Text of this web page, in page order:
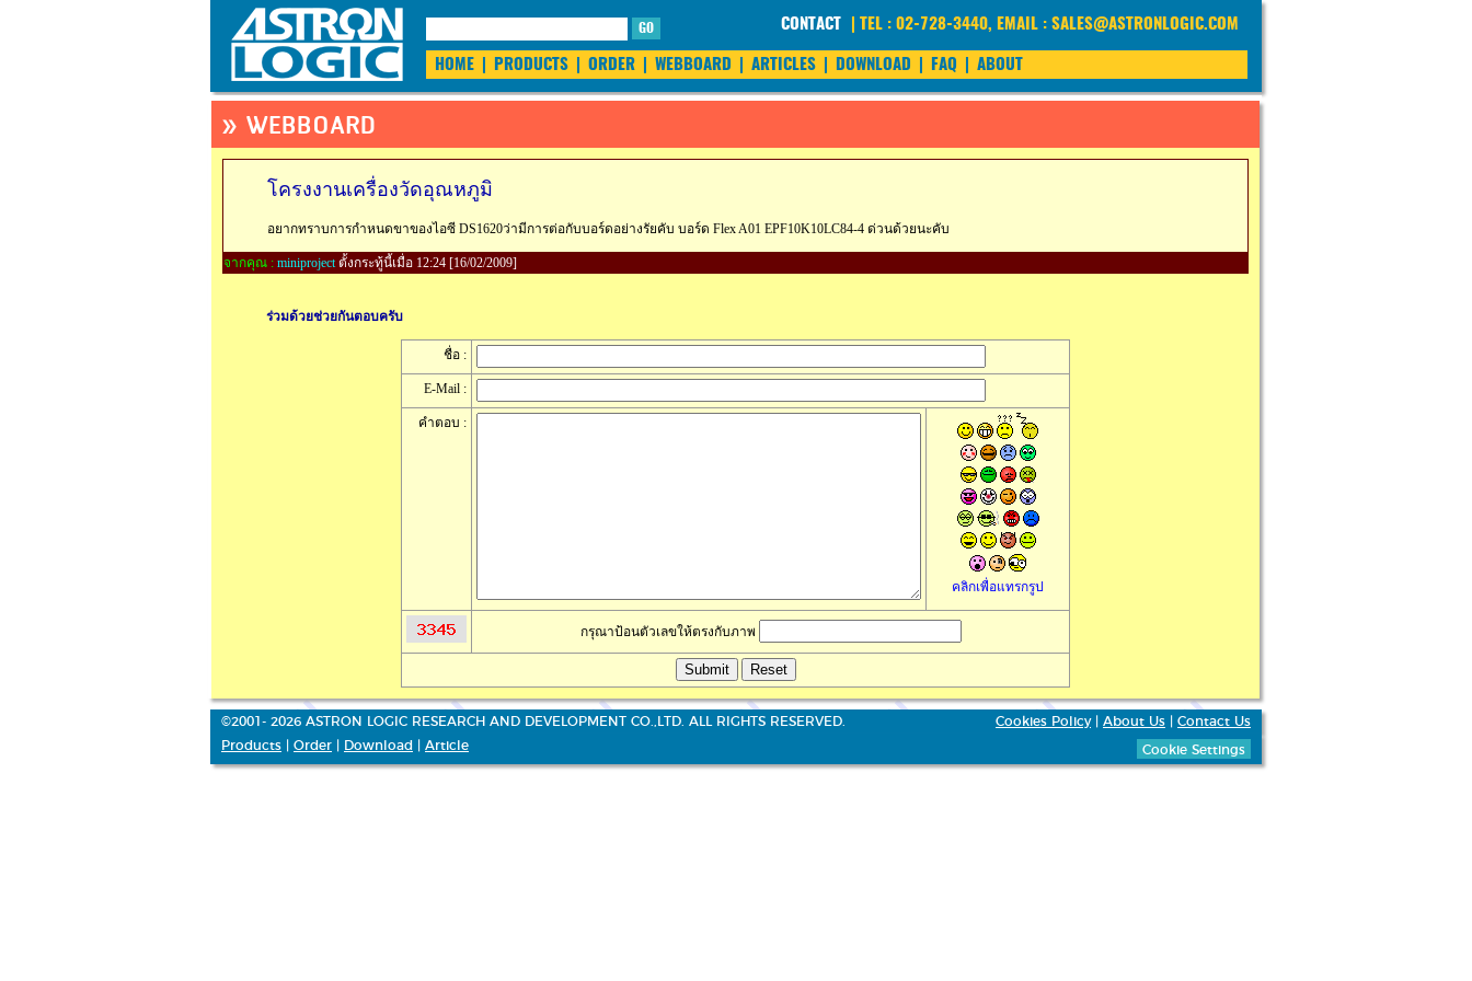
CONTACT | TEL : 02-728-3440, EMAIL : SALES@ASTRONLOGIC.COM
GO
HOME PRODUCTS ORDER WEBBOARD ARTICLES DOWNLOAD FAQ ABOUT
» WEBBOARD
โครงงานเครื่องวัดอุณหภูมิ
อยากทราบการกำหนดขาของไอซี DS1620ว่ามีการต่อกับบอร์ดอย่างรัยคับ บอร์ด Flex A01 EPF10K10LC84-4 ด่วนด้วยนะคับ
จากคุณ : miniprojectตั้งกระทู้นี้เมื่อ 12:24 [16/02/2009]
ร่วมด้วยช่วยกันตอบครับ
ชื่อ :
E-Mail :
คำตอบ :
คลิกเพื่อแทรกรูป
กรุณาป้อนตัวเลขให้ตรงกับภาพ
Cookies Policy| About Us Contact Us
©2001- 2026 ASTRON LOGIC RESEARCH AND DEVELOPMENT CO.,LTD. ALL RIGHTS RESERVED.
Cookie Settings
Products Order Download Article